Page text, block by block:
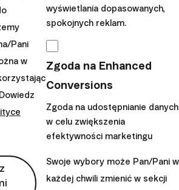
Europejska emerytura
przestaje być teorią. Finax
uruchomił OIPE (PEPP) w
Irlandii – to znaczy, że Polacy
Pawel
Szczerbak
2026
OKI
Pani
w
wyświetlania dopasowanych,
spokojnych reklam.
Zgoda na Enhanced
Conversions
Zgoda na udostępnianie danych
w celu zwiększenia
efektywności marketingu
Swoje wybory może Pan/Pani w
każdej chwili zmienić w sekcji